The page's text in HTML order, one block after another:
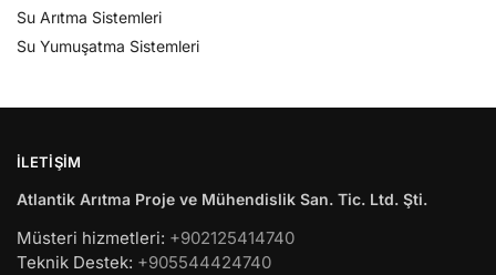
Su Arıtma Sistemleri
Su Yumuşatma Sistemleri
İLETIŞIM
Atlantik Arıtma Proje ve Mühendislik San. Tic. Ltd. Şti.
Müsteri hizmetleri: +902125414740
Teknik Destek: +905544424740